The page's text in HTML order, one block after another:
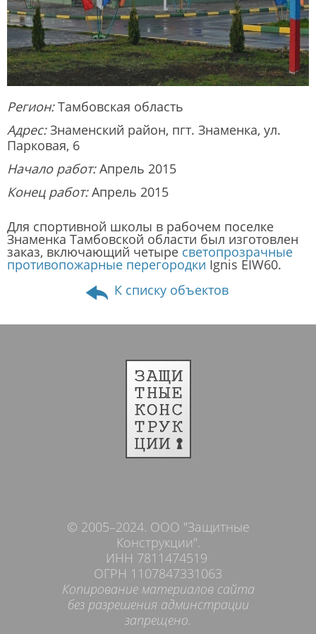
Регион:Тамбовская область
Адрес:Знаменский район, пгт. Знаменка, ул.
Парковая, 6
Начало работ:Апрель 2015
Конец работ:Апрель 2015
Для спортивной школы в рабочем поселке
Знаменка Тамбовской области был изготовлен
заказ, включающий четыре светопрозрачные
противопожарные перегородки Ignis EIW60.
К списку объектов
© 2005–2024. ООО "Защитные
Конструкции".
ИНН 7811474519
ОГРН 1107847331063
Копирование материалов сайта
без разрешения админстрации
запрещено.